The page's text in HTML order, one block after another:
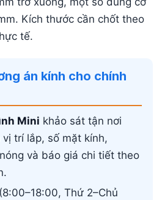
Kích thước cần chốt theo
tế.
án kính cho chính
Mini khảo sát tận nơi
trí lắp, số mặt kính,
và báo giá chi tiết theo
(8:00–18:00, Thứ 2–Chủ